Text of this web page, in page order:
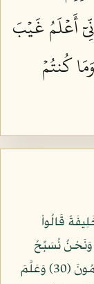
أَعۡلَمُ غَيۡبَ
كُنتُمۡ
قَالُواْ
وَنَحْنُ نُسَبِّحُ
بِحَمْدِكَ وَنُقَدِّسُ لَكَ قَالَ إِنِّي أَعْلَمُ مَا لاَ تَعْلَمُونَ (30) وَعَلَّمَ